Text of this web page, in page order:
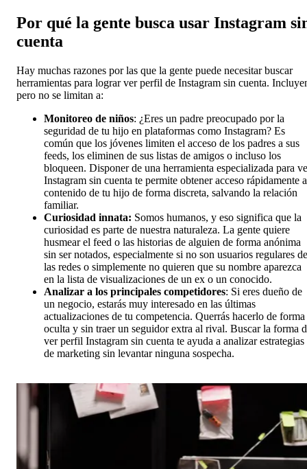
Por qué la gente busca usar Instagram
cuenta
Hay muchas razones por las que la gente puede necesitar buscar
herramientas para lograr ver perfil de Instagram sin cuenta.
pero no se limitan a:
Monitoreo de niños: ¿Eres un padre preocupado por la
seguridad de tu hijo en plataformas como Instagram? Es
común que los jóvenes limiten el acceso de los padres a sus
feeds, los eliminen de sus listas de amigos o incluso los
bloqueen. Disponer de una herramienta especializada para
Instagram sin cuenta te permite obtener acceso rápidamente
contenido de tu hijo de forma discreta, salvando la relación
familiar.
Curiosidad innata: Somos humanos, y eso significa que la
curiosidad es parte de nuestra naturaleza. La gente quiere
husmear el feed o las historias de alguien de forma anónima
sin ser notados, especialmente si no son usuarios regulares de
las redes o simplemente no quieren que su nombre aparezca
en la lista de visualizaciones de un ex o un conocido.
Analizar a los principales competidores: Si eres dueño de
un negocio, estarás muy interesado en las últimas
actualizaciones de tu competencia. Querrás hacerlo de forma
oculta y sin traer un seguidor extra al rival. Buscar la forma
ver perfil Instagram sin cuenta te ayuda a analizar estrategias
de marketing sin levantar ninguna sospecha.